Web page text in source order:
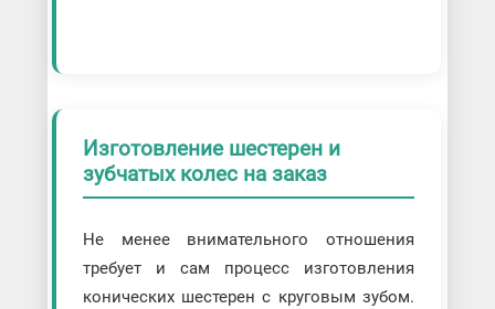
Изготовление шестерен и
зубчатых колес на заказ
Не менее внимательного отношения
требует и сам процесс изготовления
конических шестерен с круговым зубом.